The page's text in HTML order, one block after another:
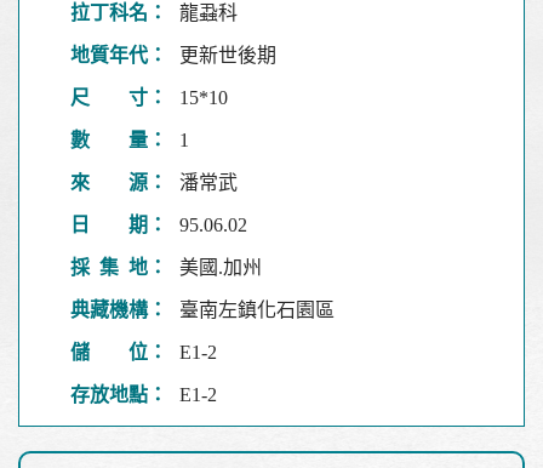
拉丁科名： 龍蝨科
地質年代： 更新世後期
尺 寸： 15*10
數 量： 1
來 源： 潘常武
日 期： 95.06.02
採 集 地： 美國.加州
典藏機構： 臺南左鎮化石園區
儲 位： E1-2
存放地點： E1-2